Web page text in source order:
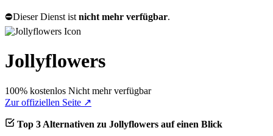
⛔Dieser Dienst ist nicht mehr verfügbar.
Jollyflowers
100% kostenlos Nicht mehr verfügbar
Zur offiziellen Seite ↗
Top 3 Alternativen zu Jollyflowers auf einen Blick